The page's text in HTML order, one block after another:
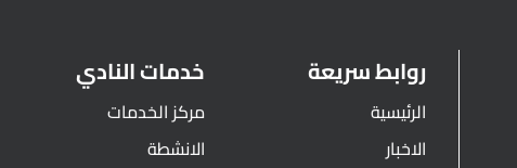
روابط سريعة
الرئيسية
الاخبار
خدمات النادي
مركز الخدمات
الانشطة